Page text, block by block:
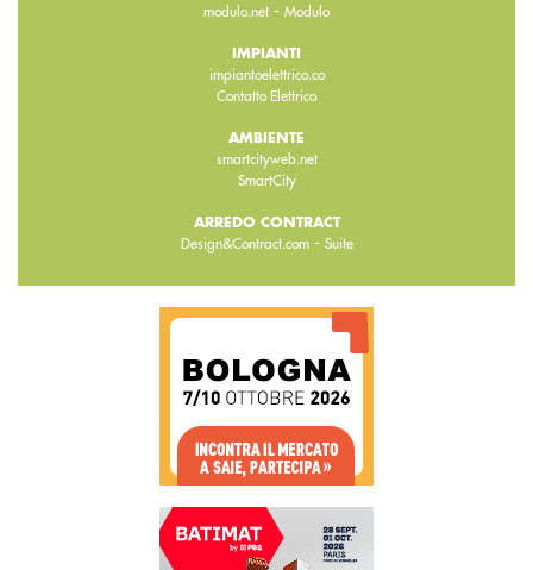
modulo.net - Modulo
IMPIANTI
impiantoelettrico.co
Contatto Elettrico
AMBIENTE
smartcityweb.net
SmartCity
ARREDO CONTRACT
Design&Contract.com- Suite